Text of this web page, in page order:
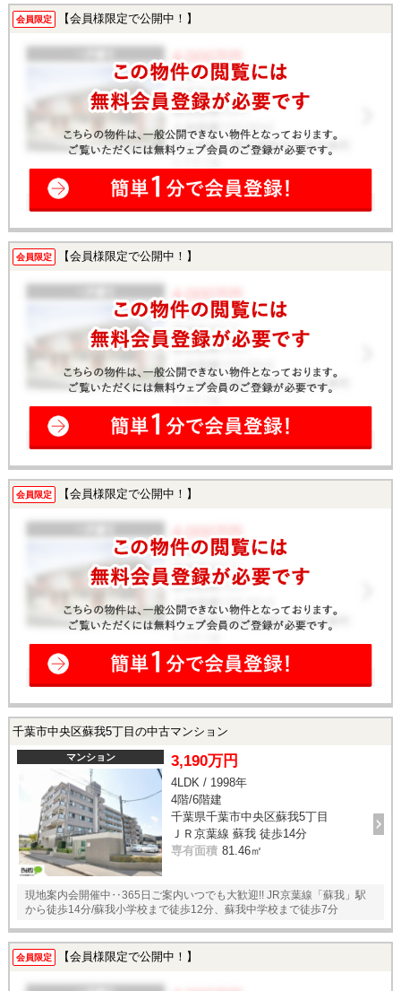
会員限定 【会員様限定で公開中！】
会員限定 【会員様限定で公開中！】
会員限定 【会員様限定で公開中！】
千葉市中央区蘇我5丁目の中古マンション
マンション 3,190万円
4LDK / 1998年
4階/6階建
千葉県千葉市中央区蘇我5丁目
ＪＲ京葉線 蘇我 徒歩14分
専有面積 81.46㎡
現地案内会開催中‥365日ご案内いつでも大歓迎!! JR京葉線「蘇我」駅
から徒歩14分/蘇我小学校まで徒歩12分、蘇我中学校まで徒歩7分
会員限定 【会員様限定で公開中！】